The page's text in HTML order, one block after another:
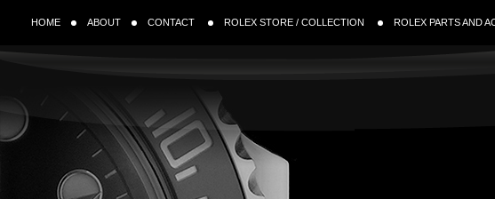
HOME ABOUT CONTACT ROLEX STORE / COLLECTION ROLEX PARTS AND